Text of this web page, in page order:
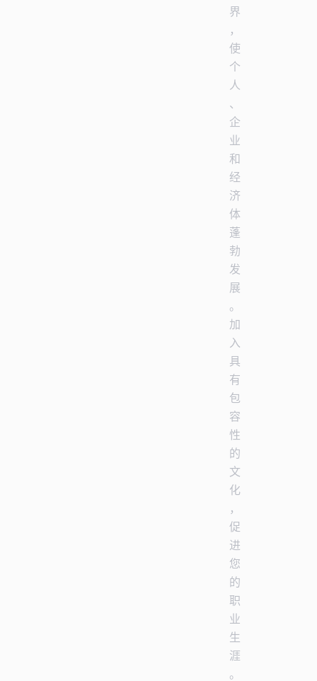
界
，
使
个
人
、
企
业
和
经
济
体
蓬
勃
发
展
。
加
入
具
有
包
容
性
的
文
化
，
促
进
您
的
职
业
生
涯
。